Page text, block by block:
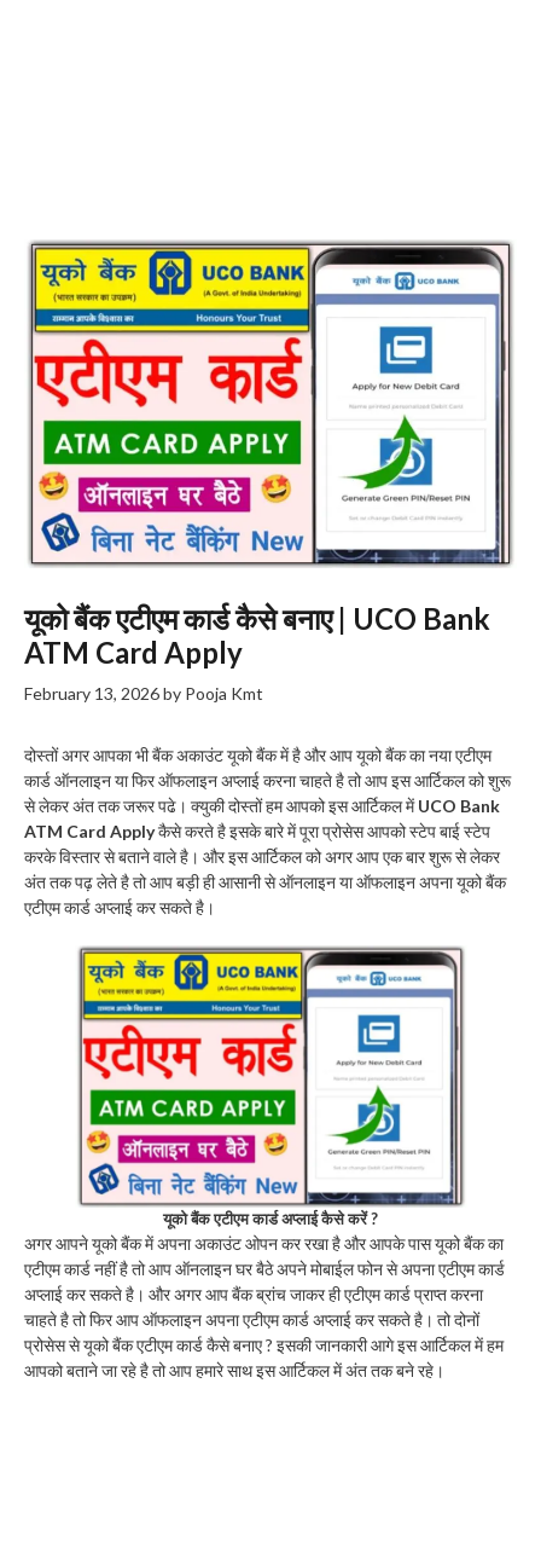
यूको बैंक एटीएम कार्ड कैसे बनाए | UCO Bank
ATM Card Apply
February 13, 2026by Pooja Kmt
दोस्तों अगर आपका भी बैंक अकाउंट यूको बैंक में है और आप यूको बैंक का नया एटीएम
कार्ड ऑनलाइन या फिर ऑफलाइन अप्लाई करना चाहते है तो आप इस आर्टिकल को शुरू
से लेकर अंत तक जरूर पढे। क्युकी दोस्तों हम आपको इस आर्टिकल मेंUCO Bank
ATM Card Applyकैसे करते है इसके बारे में पूरा प्रोसेस आपको स्टेप बाई स्टेप
करके विस्तार से बताने वाले है। और इस आर्टिकल को अगर आप एक बार शुरू से लेकर
अंत तक पढ़ लेते है तो आप बड़ी ही आसानी से ऑनलाइन या ऑफलाइन अपना यूको बैंक
एटीएम कार्ड अप्लाई कर सकते है।
यूको बैंक एटीएम कार्ड अप्लाई कैसे करें ?
अगर आपने यूको बैंक में अपना अकाउंट ओपन कर रखा है और आपके पास यूको बैंक का
एटीएम कार्ड नहीं है तो आप ऑनलाइन घर बैठे अपने मोबाईल फोन से अपना एटीएम कार्ड
अप्लाई कर सकते है। और अगर आप बैंक ब्रांच जाकर ही एटीएम कार्ड प्राप्त करना
चाहते है तो फिर आप ऑफलाइन अपना एटीएम कार्ड अप्लाई कर सकते है। तो दोनों
प्रोसेस से यूको बैंक एटीएम कार्ड कैसे बनाए ? इसकी जानकारी आगे इस आर्टिकल में हम
आपको बताने जा रहे है तो आप हमारे साथ इस आर्टिकल में अंत तक बने रहे।